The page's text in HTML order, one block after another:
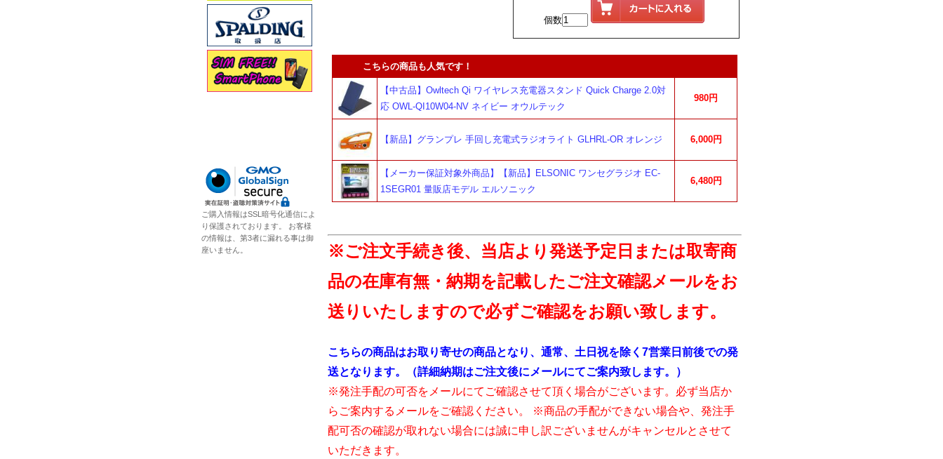
個数
こちらの商品も人気です！
【中古品】Owltech Qi ワイヤレス充電器スタンド Quick Charge 2.0対
応 OWL-QI10W04-NV ネイビー オウルテック
980円
【新品】グランプレ 手回し充電式ラジオライト GLHRL-OR オレンジ 6,000円
【メーカー保証対象外商品】【新品】ELSONIC ワンセグラジオ EC-
1SEGR01 量販店モデル エルソニック
6,480円
※ご注文手続き後、当店より発送予定日または取寄商
品の在庫有無・納期を記載したご注文確認メールをお
送りいたしますので必ずご確認をお願い致します。
こちらの商品はお取り寄せの商品となり、通常、土日祝を除く7営業日前後での発
送となります。（詳細納期はご注文後にメールにてご案内致します。）
※発注手配の可否をメールにてご確認させて頂く場合がございます。必ず当店か
らご案内するメールをご確認ください。 ※商品の手配ができない場合や、発注手
配可否の確認が取れない場合には誠に申し訳ございませんがキャンセルとさせて
いただきます。
ご購入情報はSSL暗号化通信によ
り保護されております。 お客様
の情報は、第3者に漏れる事は御
座いません。